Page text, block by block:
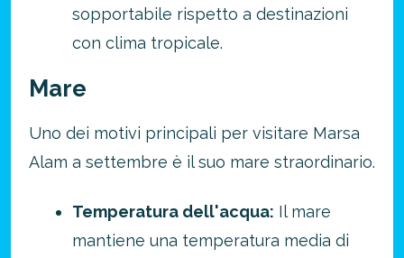
sopportabile rispetto a destinazioni
con clima tropicale.
Mare
Uno dei motivi principali per visitare Marsa
Alam a settembre è il suo mare straordinario.
Temperatura dell'acqua: Il mare
mantiene una temperatura media di